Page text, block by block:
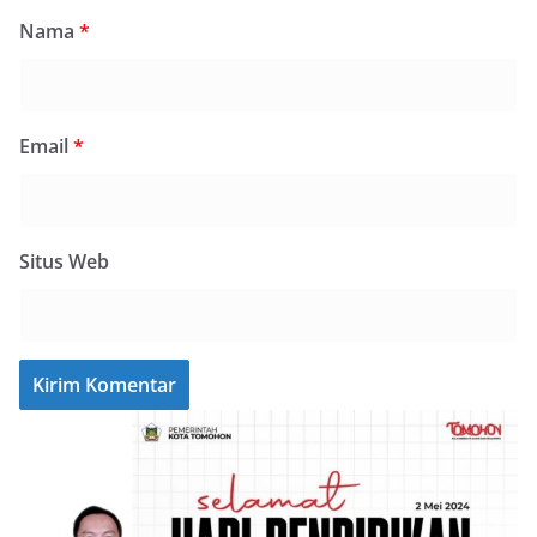
Nama *
Email*
Situs Web